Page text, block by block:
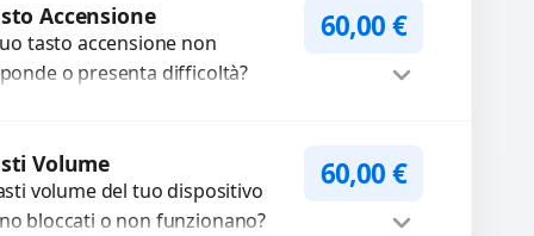
per 3...
Accensione
tasto accensione non
o presenta difficoltà?
utilizzando
di...
60,00€
Volume
volume del tuo dispositivo
bloccati o non funzionano?
60,00€